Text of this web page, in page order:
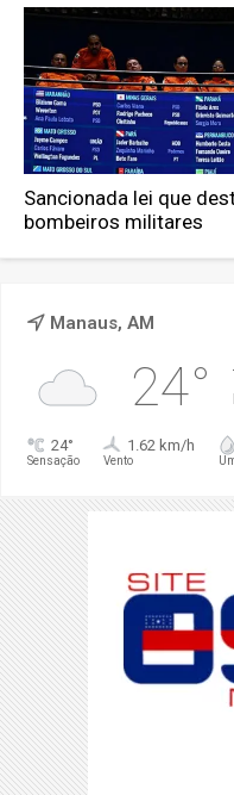
Sancionada lei que
bombeiros militares
Manaus, AM
24°
24°
Sensação
1.62 km/h
Vento